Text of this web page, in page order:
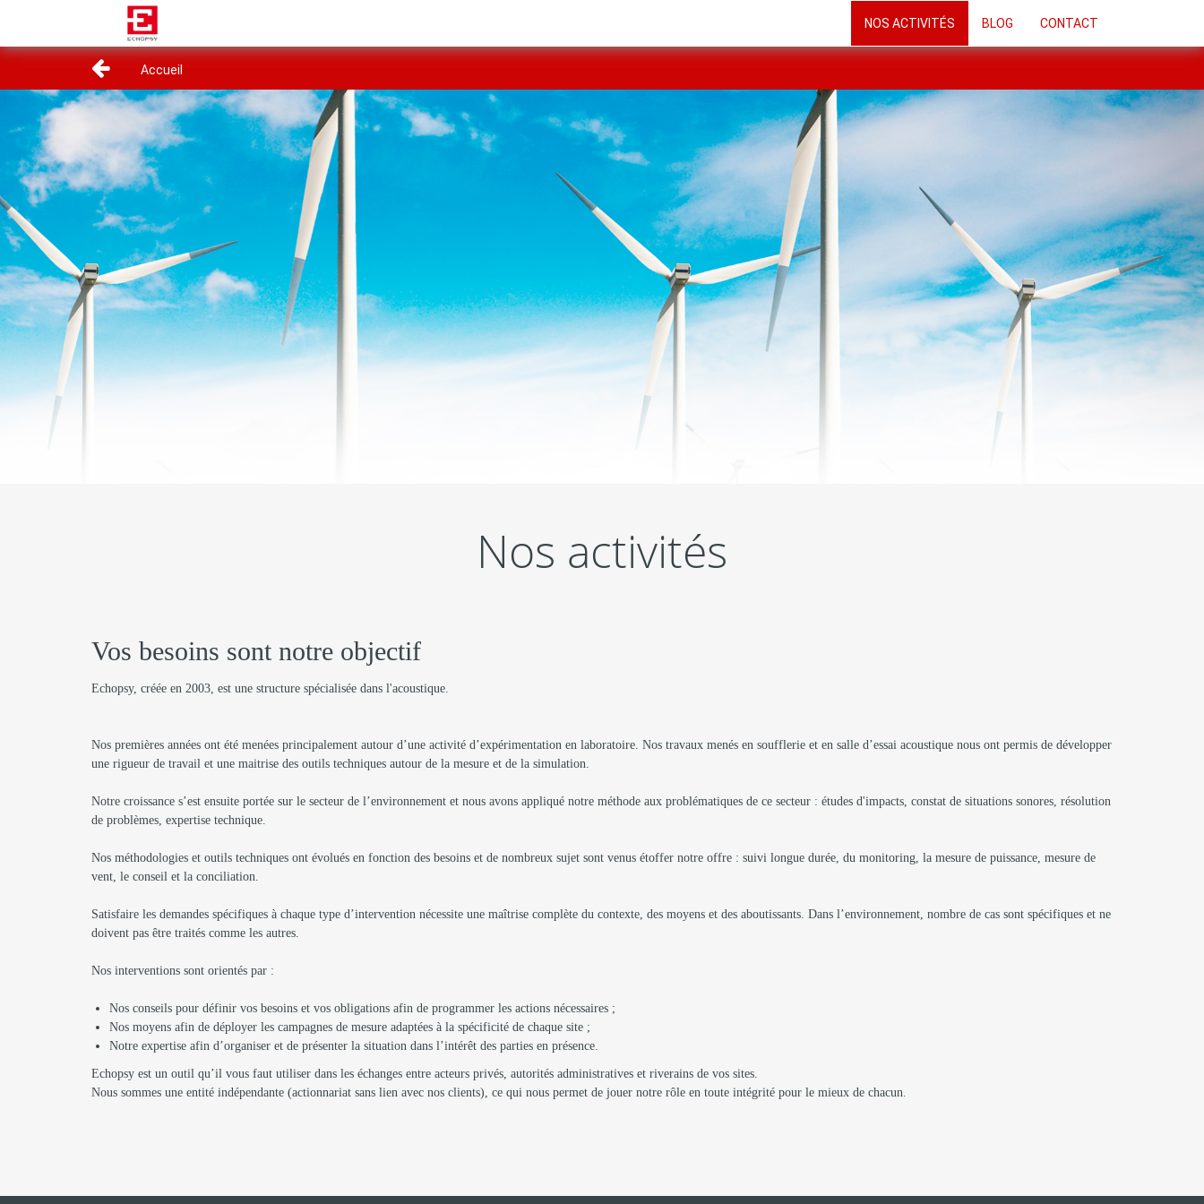
NOS ACTIVITÉS BLOG CONTACT
Accueil
Nos activités
Vos besoins sont notre objectif
Echopsy, créée en 2003, est une structure spécialisée dans l'acoustique.
Nos premières années ont été menées principalement autour d’une activité d’expérimentation en laboratoire. Nos travaux menés en soufflerie et en salle d’essai acoustique nous ont permis de développer
une rigueur de travail et une maitrise des outils techniques autour de la mesure et de la simulation.
Notre croissance s’est ensuite portée sur le secteur de l’environnement et nous avons appliqué notre méthode aux problématiques de ce secteur : études d'impacts, constat de situations sonores, résolution
de problèmes, expertise technique.
Nos méthodologies et outils techniques ont évolués en fonction des besoins et de nombreux sujet sont venus étoffer notre offre : suivi longue durée, du monitoring, la mesure de puissance, mesure de
vent, le conseil et la conciliation.
Satisfaire les demandes spécifiques à chaque type d’intervention nécessite une maîtrise complète du contexte, des moyens et des aboutissants. Dans l’environnement, nombre de cas sont spécifiques et ne
doivent pas être traités comme les autres.
Nos interventions sont orientés par :
Nos conseils pour définir vos besoins et vos obligations afin de programmer les actions nécessaires ;
Nos moyens afin de déployer les campagnes de mesure adaptées à la spécificité de chaque site ;
Notre expertise afin d’organiser et de présenter la situation dans l’intérêt des parties en présence.
Echopsy est un outil qu’il vous faut utiliser dans les échanges entre acteurs privés, autorités administratives et riverains de vos sites.
Nous sommes une entité indépendante (actionnariat sans lien avec nos clients), ce qui nous permet de jouer notre rôle en toute intégrité pour le mieux de chacun.